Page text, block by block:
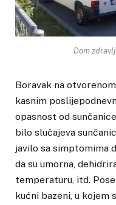
Dom
Boravak na
kasnim
opasnost od
bilo slučajeva
javilo sa simptomima
da su umorna,
temperaturu, itd.
kućni bazeni, u kojem